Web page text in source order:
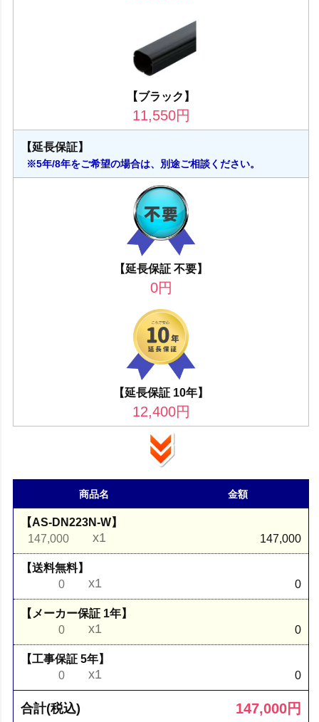
【ブラック】
11,550円
【延長保証】
※5年/8年をご希望の場合は、別途ご相談ください。
【延長保証 不要】
0円
【延長保証 10年】
12,400円
商品名 金額
【AS-DN223N-W】
147,000
x1 147,000
【送料無料】
0
x1 0
【メーカー保証 1年】
0
x1 0
【工事保証 5年】
0
x1 0
合計(税込) 147,000円